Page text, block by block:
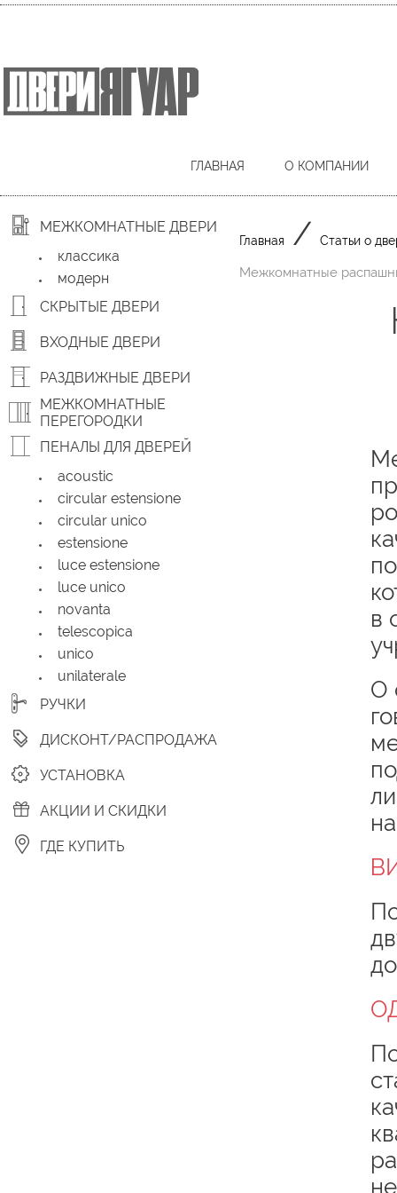
ГЛАВНАЯ О КОМПАНИИ
МЕЖКОМНАТНЫЕ ДВЕРИ
классика
модерн
СКРЫТЫЕ ДВЕРИ
ВХОДНЫЕ ДВЕРИ
РАЗДВИЖНЫЕ ДВЕРИ
МЕЖКОМНАТНЫЕ
ПЕРЕГОРОДКИ
ПЕНАЛЫ ДЛЯ ДВЕРЕЙ
acoustic
circular estensione
circular unico
estensione
luce estensione
luce unico
novanta
telescopica
unico
unilaterale
РУЧКИ
ДИСКОНТ/РАСПРОДАЖА
УСТАНОВКА
АКЦИИ И СКИДКИ
ГДЕ КУПИТЬ
Главная / Статьи о
Межкомнатные
в
О